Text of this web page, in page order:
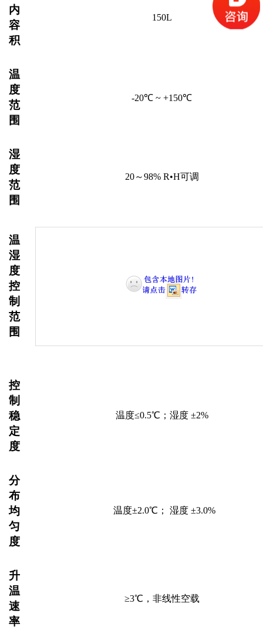
内
容
积
150L
温
度
范
围
-20℃ ~ +1 50℃
湿
度
范
围
20～98% R•H可调
温
湿
度
控
制
范
围
控
制
稳
定
度
温度≤0.5℃；湿度 ±2%
分
布
均
匀
度
温度±2.0℃； 湿度 ±3.0%
升
温
速
率
≥3℃ ，非线性空载